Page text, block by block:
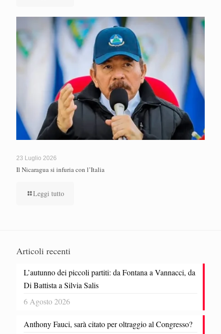
23 Luglio 2026
Il Nicaragua si infuria con l’Italia
Leggi tutto
Articoli recenti
L’autunno dei piccoli partiti: da Fontana a Vannacci, da
Di Battista a Silvia Salis
6 Agosto 2026
Anthony Fauci, sarà citato per oltraggio al Congresso?